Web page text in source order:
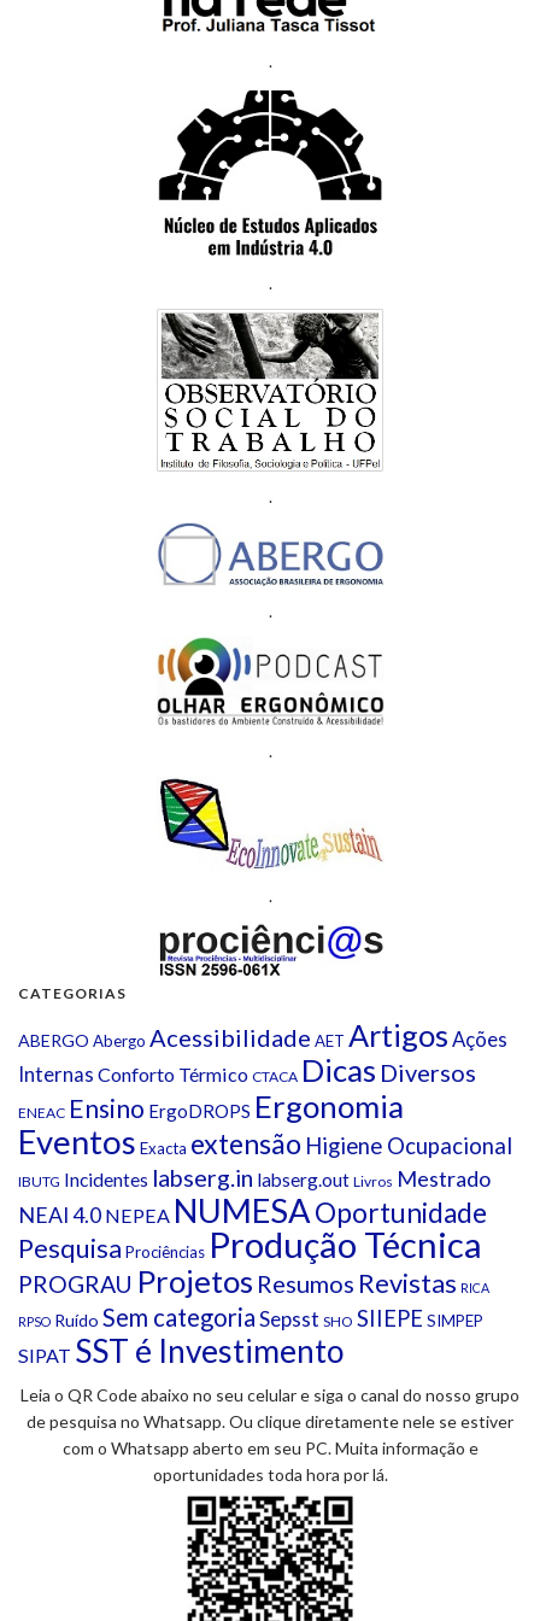
.
.
.
.
.
.
CATEGORIAS
ABERGO Abergo Acessibilidade AET ArtigosAções
Internas Conforto Térmico CTACA Dicas Diversos
ENEAC Ensino ErgoDROPS Ergonomia
Eventos Exacta extensão Higiene Ocupacional
IBUTG Incidentes labserg.in labserg.out Livros Mestrado
NEAI 4.0 NEPEA NUMESAOportunidade
Pesquisa Prociências Produção Técnica
PROGRAU Projetos Resumos Revistas RICA
RPSO Ruído Sem categoriaSepsst SHO SIIEPE SIMPEP
SIPAT SST é Investimento
Leia o QR Code abaixo no seu celular e siga o canal do nosso grupo
de pesquisa no Whatsapp. Ou clique diretamente nele se estiver
com o Whatsapp aberto em seu PC. Muita informação e
oportunidades toda hora por lá.